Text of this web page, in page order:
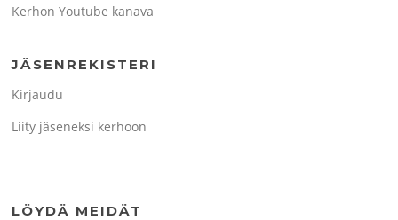
Kerhon Youtube kanava
JÄSENREKISTERI
Kirjaudu
Liity jäseneksi kerhoon
LÖYDÄ MEIDÄT